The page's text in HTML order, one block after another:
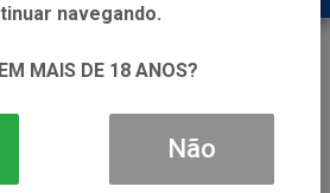
LONG NECK
navegando.
MAIS DE 18 ANOS?
Não